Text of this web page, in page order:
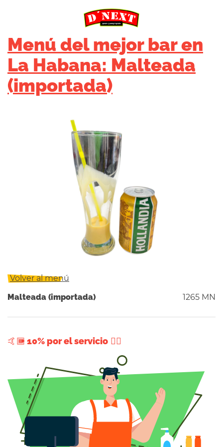
Menú del mejor bar en
La Habana: Malteada
(importada)
Volver al menú
Malteada (importada)
1265 MN
+ 10% por el servicio